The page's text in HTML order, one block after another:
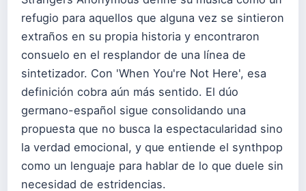
refugio para aquellos que alguna vez se sintieron
extraños en su propia historia y encontraron
consuelo en el resplandor de una línea de
sintetizador. Con 'When You're Not Here', esa
definición cobra aún más sentido. El dúo
germano-español sigue consolidando una
propuesta que no busca la espectacularidad sino
la verdad emocional, y que entiende el synthpop
como un lenguaje para hablar de lo que duele sin
necesidad de estridencias.